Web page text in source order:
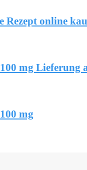
online
mg Lieferung
mg